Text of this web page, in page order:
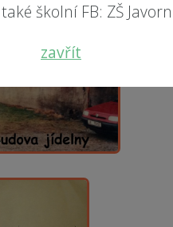
školní FB: ZŠ
zavřít